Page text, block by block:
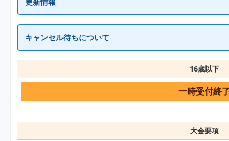
キャンセル待ちについて
16歳以下
一時受付終
大会要項